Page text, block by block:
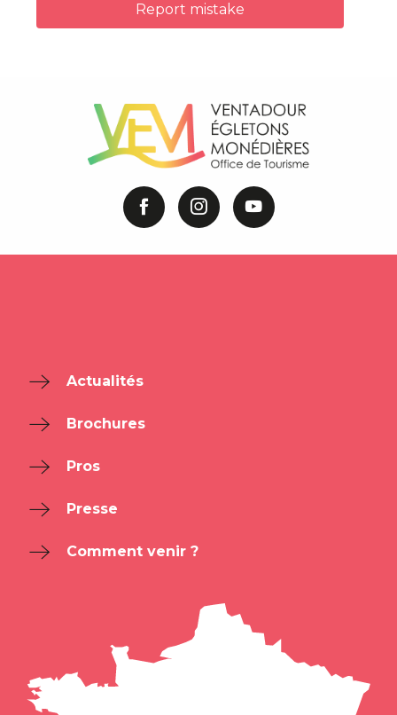
Report mistake
Actualités
Brochures
Pros
Presse
Comment venir ?